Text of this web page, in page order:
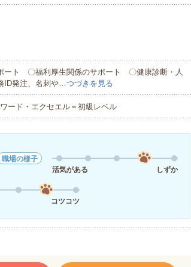
ート 〇福利厚生関係のサポート 〇健康診断・人
ID発注、名刺や…つづきを見る
ード・エクセエル＝初級レベル
職場の様子
活気がある
しずか
コツコツ